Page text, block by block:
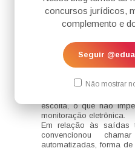
concursos jurídicos,
complemento e
Seguir
Não mostrar
convívio social. A
permissão de saída,
superior a 7 dias,
a realização do
temporária é concedida
que o preso apresente
cumprido pelo menos 1/
caso de
escolta, o que não
monitoração eletrônica.
Em relação às saídas
convencionou
automatizadas, forma